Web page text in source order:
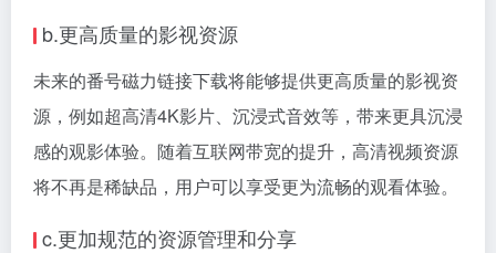
b.更高质量的影视资源
未来的番号磁力链接下载将能够提供更高质量的影视资
源，例如超高清4K影片、沉浸式音效等，带来更具沉浸
感的观影体验。随着互联网带宽的提升，高清视频资源
将不再是稀缺品，用户可以享受更为流畅的观看体验。
c.更加规范的资源管理和分享